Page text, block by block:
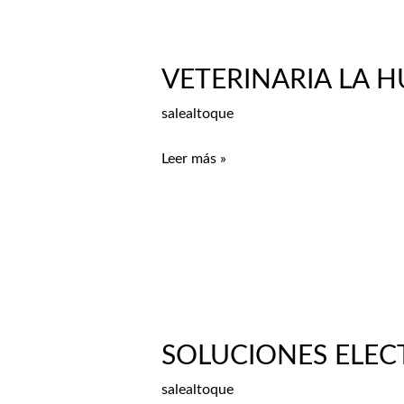
VETERINARIA LA
salealtoque
VETERINARIA
Leer más »
SOLUCIONES
salealtoque
SOLUCIONES